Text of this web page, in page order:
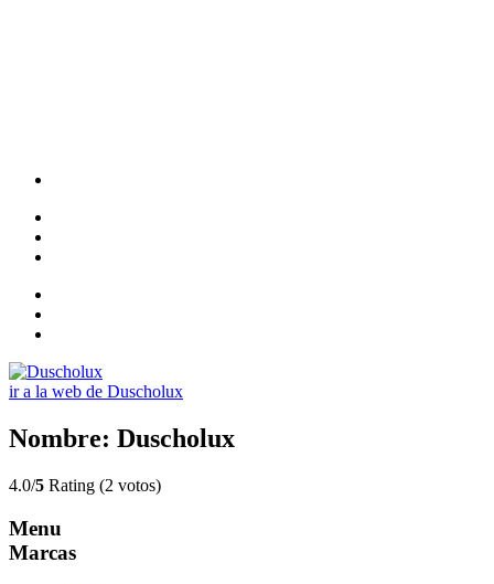
ir a la web de Duscholux
Nombre: Duscholux
4.0/5 Rating (2 votos)
Menu
Marcas